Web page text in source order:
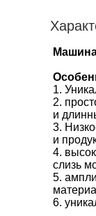
1.
2.
и
3.
и
4.
слизь
5.
6.